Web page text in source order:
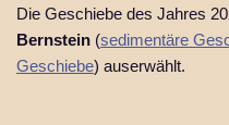
Die Geschiebe des Jahres
Bernstein (sedimentäre
Geschiebe) auserwählt.